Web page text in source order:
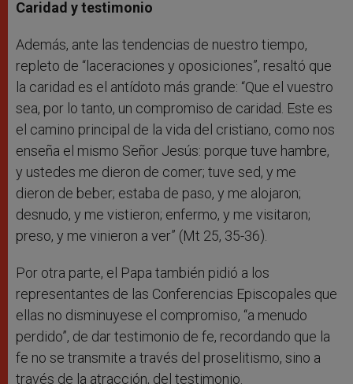
Caridad y testimonio
Además, ante las tendencias de nuestro tiempo,
repleto de “laceraciones y oposiciones”, resaltó que
la caridad es el antídoto más grande: “Que el vuestro
sea, por lo tanto, un compromiso de caridad. Este es
el camino principal de la vida del cristiano, como nos
enseña el mismo Señor Jesús: porque tuve hambre,
y ustedes me dieron de comer; tuve sed, y me
dieron de beber; estaba de paso, y me alojaron;
desnudo, y me vistieron; enfermo, y me visitaron;
preso, y me vinieron a ver” (Mt 25, 35-36).
Por otra parte, el Papa también pidió a los
representantes de las Conferencias Episcopales que
ellas no disminuyese el compromiso, “a menudo
perdido”, de dar testimonio de fe, recordando que la
fe no se transmite a través del proselitismo, sino a
través de la atracción, del testimonio.